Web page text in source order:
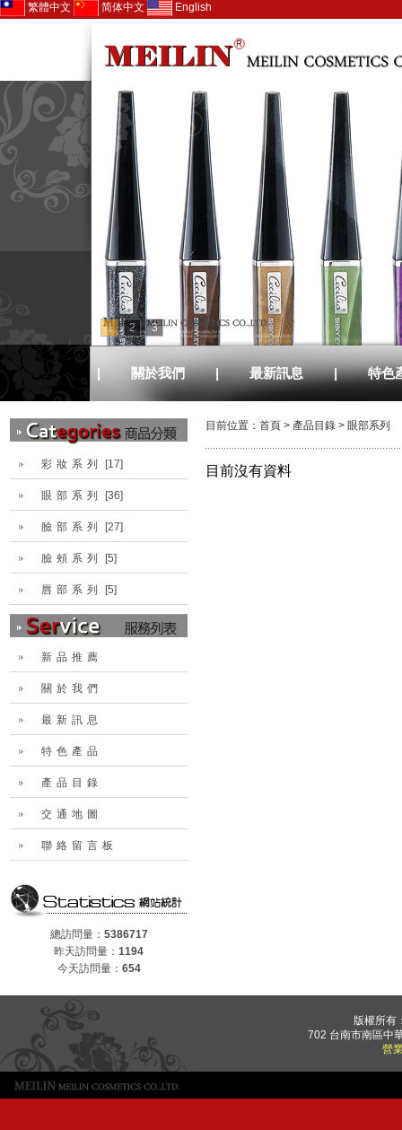
繁體中文 简体中文 English
1 2 3
| 關於我們 | 最新訊息 | 特色
彩妝系列 [17]
眼部系列 [36]
臉部系列 [27]
臉頰系列 [5]
唇部系列 [5]
新品推薦
關於我們
最新訊息
特色產品
產品目錄
交通地圖
聯絡留言板
總訪問量： 5386717
昨天訪問量： 1194
今天訪問量： 654
目前位置： 首頁 > 產品目錄 > 眼部系列
目前沒有資料
版權所有
702 台南市南區中
營